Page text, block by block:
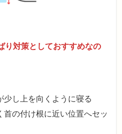
り対策としておすすめなの
少し上を向くように寝る
首の付け根に近い位置へセッ